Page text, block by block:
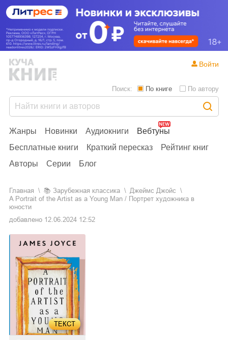
Жанры Новинки Аудиокниги
Вебтуны
Бесплатные книги
Краткий пересказ
Рейтинг книг
Авторы
Серии Блог
Поиск: По книге По автору
Войти
Главная 📚 зарубежная классика
Джеймс Джойс
A Portrait of the Artist as a Young Man / Портрет художника в
юности
добавлено 12.06.2024 12:52
ТЕКСТ